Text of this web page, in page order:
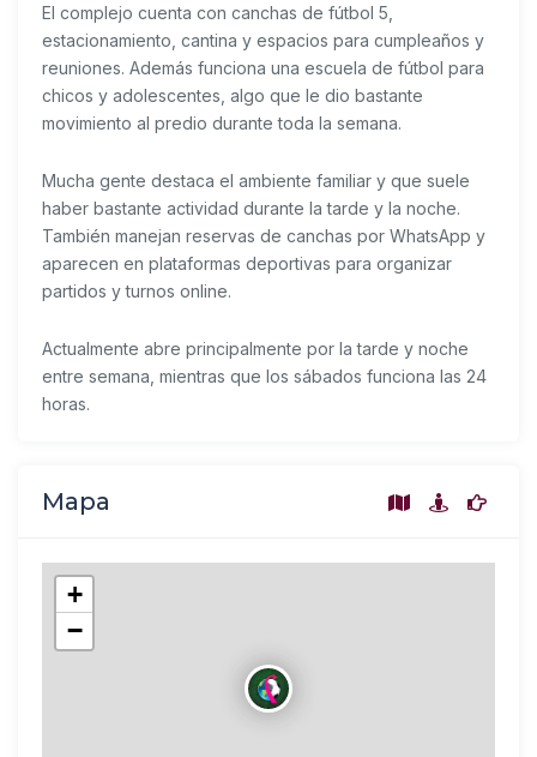
El complejo cuenta con canchas de fútbol 5,
estacionamiento, cantina y espacios para cumpleaños y
reuniones. Además funciona una escuela de fútbol para
chicos y adolescentes, algo que le dio bastante
movimiento al predio durante toda la semana.
Mucha gente destaca el ambiente familiar y que suele
haber bastante actividad durante la tarde y la noche.
También manejan reservas de canchas por WhatsApp y
aparecen en plataformas deportivas para organizar
partidos y turnos online.
Actualmente abre principalmente por la tarde y noche
entre semana, mientras que los sábados funciona las 24
horas.
Mapa
+
−